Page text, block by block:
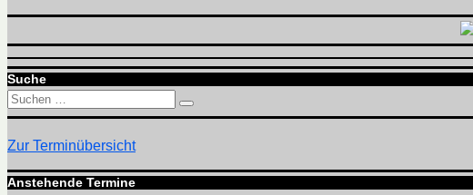
Suche
Suchen
nach:
Suchen
Zur Terminübersicht
Anstehende Termine